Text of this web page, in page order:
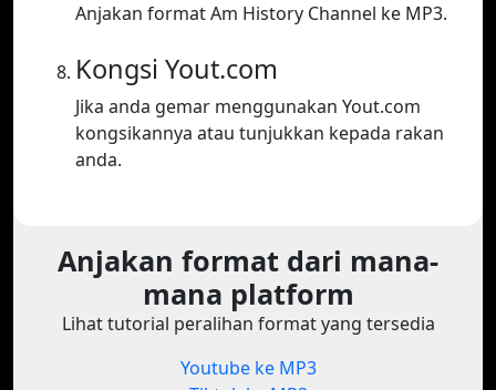
Anjakan format Am History Channel ke MP3.
Kongsi Yout.com
Jika anda gemar menggunakan Yout.com
kongsikannya atau tunjukkan kepada rakan
anda.
Anjakan format dari mana-
mana platform
Lihat tutorial peralihan format yang tersedia
Youtube ke MP3